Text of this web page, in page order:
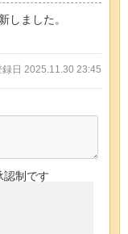
しました。
録日 2025.11.30 23:45
認制です